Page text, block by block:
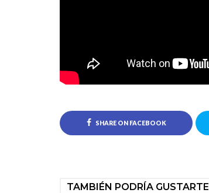
SHARE ON FACEBOOK
TAMBIÉN PODRÍA GUSTARTE